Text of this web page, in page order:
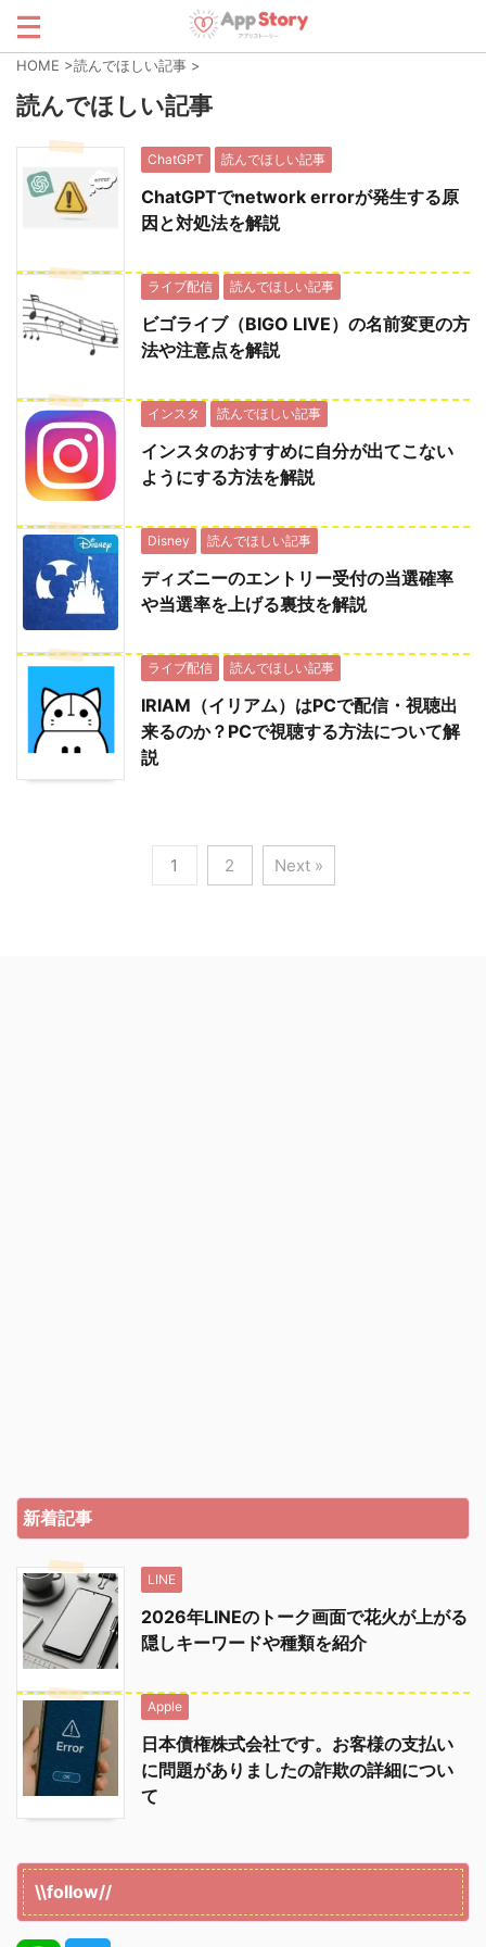
HOME >読んでほしい記事 >
読んでほしい記事
ChatGPT 読んでほしい記事
ChatGPTでnetwork errorが発生する原
因と対処法を解説
ライブ配信 読んでほしい記事
ビゴライブ（BIGO LIVE）の名前変更の方
法や注意点を解説
インスタ 読んでほしい記事
インスタのおすすめに自分が出てこない
ようにする方法を解説
Disney 読んでほしい記事
ディズニーのエントリー受付の当選確率
や当選率を上げる裏技を解説
ライブ配信 読んでほしい記事
IRIAM（イリアム）はPCで配信・視聴出
来るのか？PCで視聴する方法について解
説
1 2 Next »
新着記事
LINE
2026年LINEのトーク画面で花火が上がる
隠しキーワードや種類を紹介
Apple
日本債権株式会社です。お客様の支払い
に問題がありましたの詐欺の詳細につい
て
\\follow//